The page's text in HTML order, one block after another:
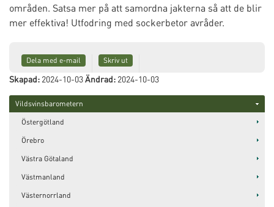
områden. Satsa mer på att samordna jakterna så att de blir
mer effektiva! Utfodring med sockerbetor avråder.
Dela med e-mail Skriv ut
Skapad: 2024-10-03Ändrad: 2024-10-03
Vildsvinsbarometern
Östergötland
Örebro
Västra Götaland
Västmanland
Västernorrland